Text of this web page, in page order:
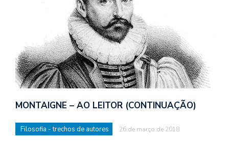
MONTAIGNE – AO LEITOR (CONTINUAÇÃO)
Filosofia - trechos de autores 26 de março de 2018